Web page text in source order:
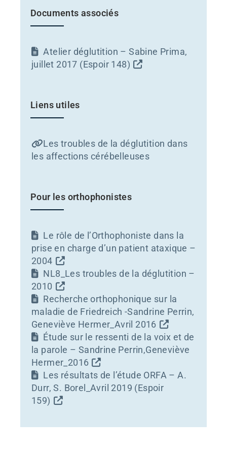
Documents associés
Atelier déglutition – Sabine Prima,
juillet 2017 (Espoir 148)
Liens utiles
Les troubles de la déglutition dans
les affections cérébelleuses
Pour les orthophonistes
Le rôle de l’Orthophoniste dans la
prise en charge d’un patient ataxique –
2004
NL8_Les troubles de la déglutition –
2010
Recherche orthophonique sur la
maladie de Friedreich -Sandrine Perrin,
Geneviève Hermer_Avril 2016
Étude sur le ressenti de la voix et de
la parole – Sandrine Perrin,Geneviève
Hermer_2016
Les résultats de l’étude ORFA – A.
Durr, S. Borel_Avril 2019 (Espoir
159)